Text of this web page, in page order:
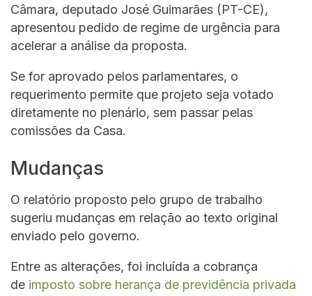
Câmara, deputado José Guimarães (PT-CE),
apresentou pedido de regime de urgência para
acelerar a análise da proposta.
Se for aprovado pelos parlamentares, o
requerimento permite que projeto seja votado
diretamente no plenário, sem passar pelas
comissões da Casa.
Mudanças
O relatório proposto pelo grupo de trabalho
sugeriu mudanças em relação ao texto original
enviado pelo governo.
Entre as alterações, foi incluída a cobrança
de imposto sobre herança de previdência privada